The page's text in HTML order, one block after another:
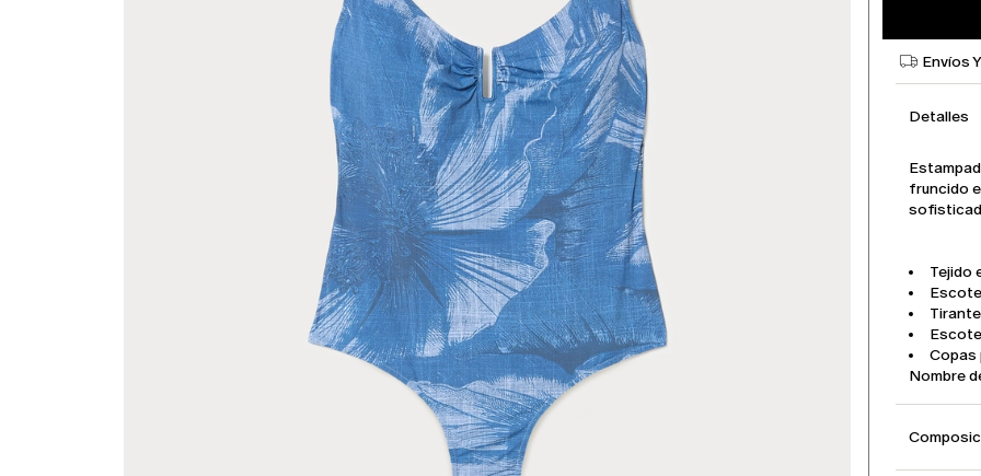
Envíos
Detalles
fruncido
Tejido
Copas
Nombre